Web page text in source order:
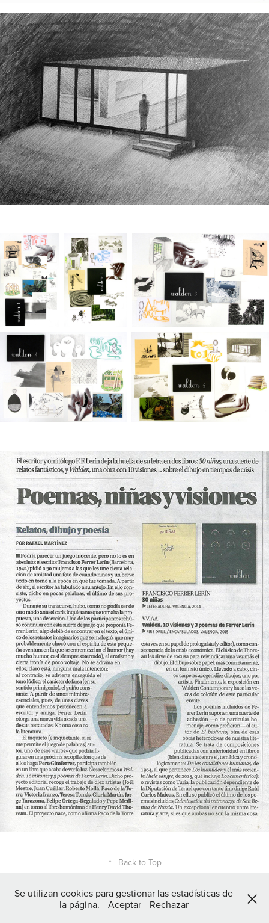
↑ Back to Top
Powered byAdobe Portfolio
Se utilizan cookies para gestionar las estadísticas de
la página.
Aceptar Rechazar